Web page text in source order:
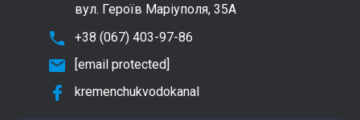
вул. Героїв Маріуполя, 35А
+38 (067) 403-97-86
[email protected]
kremenchukvodokanal